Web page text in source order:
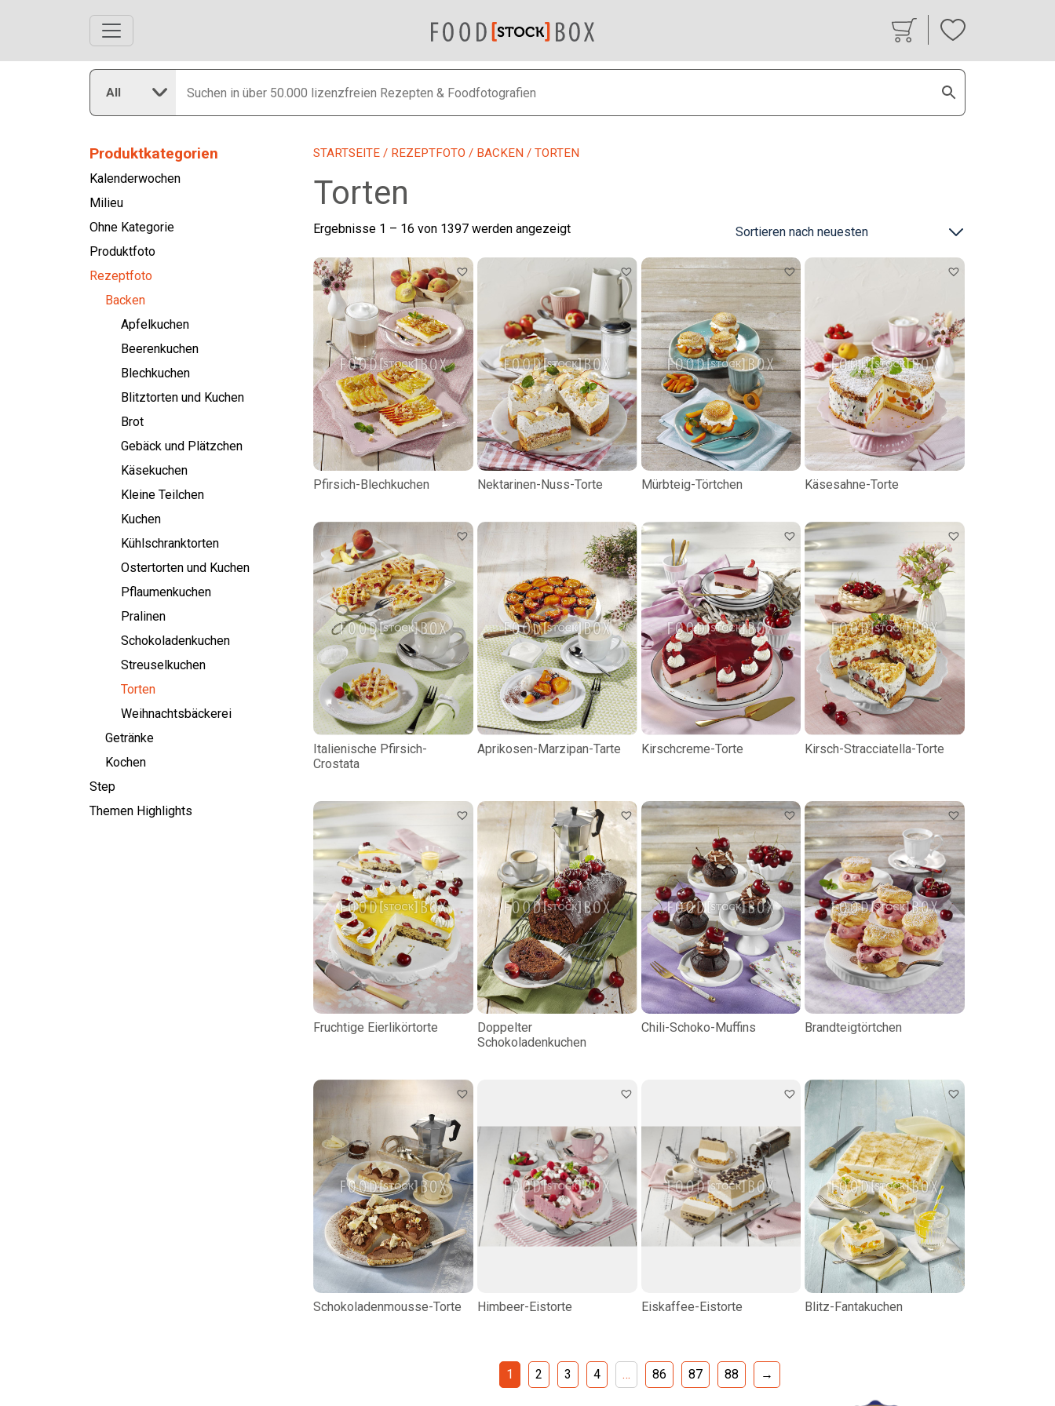
All
Produktkategorien
Kalenderwochen
Milieu
Ohne Kategorie
Produktfoto
Rezeptfoto
Backen
Apfelkuchen
Beerenkuchen
Blechkuchen
Blitztorten und Kuchen
Brot
Gebäck und Plätzchen
Käsekuchen
Kleine Teilchen
Kuchen
Kühlschranktorten
Ostertorten und Kuchen
Pflaumenkuchen
Pralinen
Schokoladenkuchen
Streuselkuchen
Torten
Weihnachtsbäckerei
Getränke
Kochen
Step
Themen Highlights
STARTSEITE / REZEPTFOTO / BACKEN / TORTEN
Torten
Ergebnisse 1 – 16 von 1397 werden angezeigtNach
sortiert
Pfirsich-Blechkuchen Nektarinen-Nuss-Torte Mürbteig-Törtchen Käsesahne-Torte
Italienische Pfirsich-
Crostata
Aprikosen-Marzipan-Tarte Kirschcreme-Torte Kirsch-Stracciatella-Torte
Fruchtige Eierlikörtorte
Doppelter
Schokoladenkuchen
Chili-Schoko-Muffins Brandteigtörtchen
Schokoladenmousse-Torte Himbeer-Eistorte Eiskaffee-Eistorte Blitz-Fantakuchen
1 2 3 4 … 86 87 88 →